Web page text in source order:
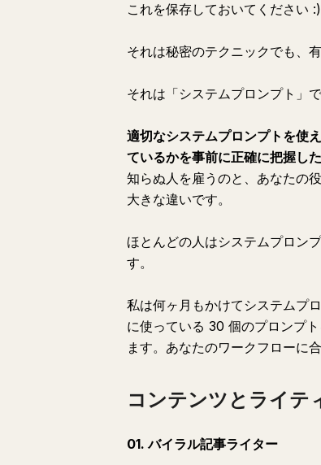
これを保存しておいてください :)
それは秘密のテクニックでも、
それは「システムプロンプト」で
適切なシステムプロンプトを使
ているかを事前に正確に把握し
知らぬ人を雇うのと、あなたの
大きな違いです。
ほとんどの人はシステムプロン
す。
私は何ヶ月もかけてシステムプ
に使っている 30 個のプロンプ
ます。あなたのワークフローに
コンテンツとライテ
01. バイラル記事ライター